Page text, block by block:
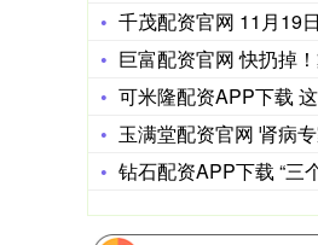
千茂配资官网 11月19日海优转债下
巨富配资官网 快扔掉！戴一天，辐射
可米隆配资APP下载 这三个星座，凭什么
玉满堂配资官网 肾病专家杜立建主任指出
钻石配资APP下载 “三个转向”破“